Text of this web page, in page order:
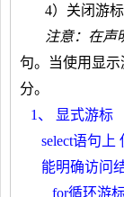
4）关闭游标
注意：在声
句。当使用显示
分。
1、 显式游标
select语句上
能明确访问
for循环游